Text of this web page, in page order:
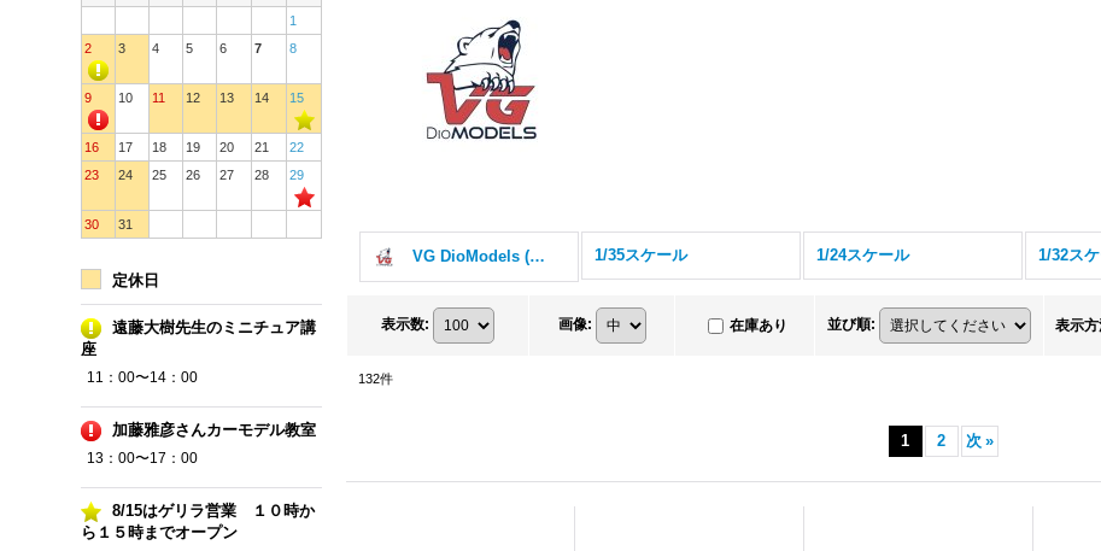
1
2
3 4 5 6 7 8
9 10 11 12 13 14 15
16 17 18 19 20 21
22
23
24 25 26 27 28 29
30 31
定休日
遠藤大樹先生のミニチュア講
座
11：00〜14：00
加藤雅彦さんカーモデル教室
13：00〜17：00
8/15はゲリラ営業 １０時か
ら１５時までオープン
VG DioModels (全商品) 1/35スケール 1/24スケール 1/32ス
表示数: 画像: 在庫あり 並び順: 表示方
132件
1 2 次 »